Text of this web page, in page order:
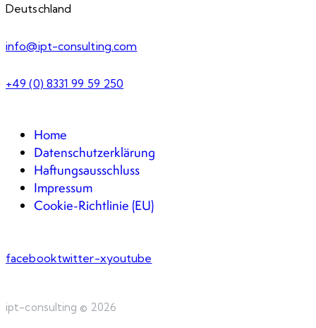
Deutschland
info@ipt-consulting.com
+49 (0) 8331 99 59 250
Home
Datenschutzerklärung
Haftungsausschluss
Impressum
Cookie-Richtlinie (EU)
facebooktwitter-xyoutube
ipt-consulting © 2026